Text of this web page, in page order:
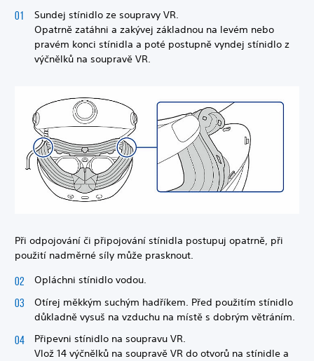
Sundej stínidlo ze soupravy VR.
Opatrně zatáhni a zakývej základnou na levém nebo
pravém konci stínidla a poté postupně vyndej stínidlo z
výčnělků na soupravě VR.
Při odpojování či připojování stínidla postupuj opatrně, při
použití nadměrné síly může prasknout.
Opláchni stínidlo vodou.
Otírej měkkým suchým hadříkem. Před použitím stínidlo
důkladně vysuš na vzduchu na místě s dobrým větráním.
Připevni stínidlo na soupravu VR.
Vlož 14 výčnělků na soupravě VR do otvorů na stínidle a